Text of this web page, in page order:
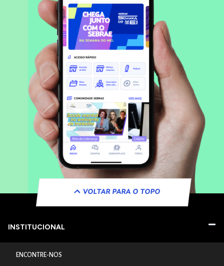
VOLTAR PARA O TOPO
INSTITUCIONAL
ENCONTRE-NOS